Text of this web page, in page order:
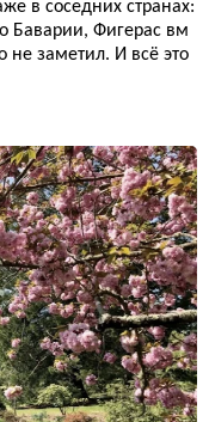
в соседних странах:
Баварии, Фигерас вм
не заметил. И всё это